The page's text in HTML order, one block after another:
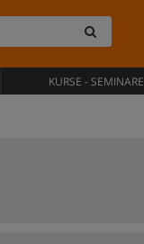
KURSE - SEMINARE